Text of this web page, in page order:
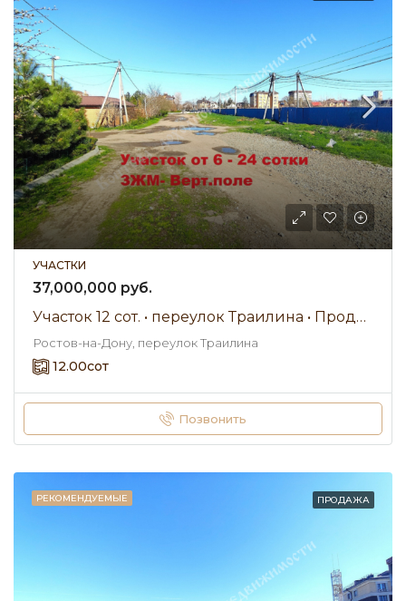
УЧАСТКИ
37,000,000 руб.
Участок 12 сот. • переулок Траилина • Продажа
Ростов-на-Дону, переулок Траилина
12.00сот
Позвонить
РЕКОМЕНДУЕМЫЕ ПРОДАЖА